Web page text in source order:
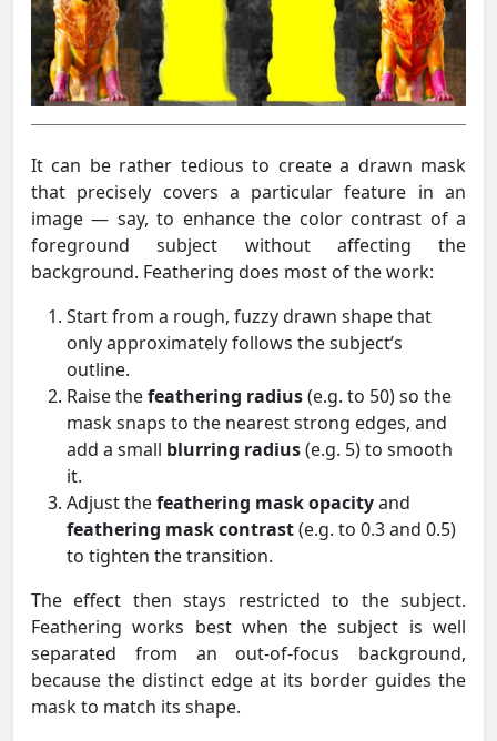
It can be rather tedious to create a drawn mask
that precisely covers a particular feature in an
image — say, to enhance the color contrast of a
foreground subject without affecting the
background. Feathering does most of the work:
Start from a rough, fuzzy drawn shape that
only approximately follows the subject’s
outline.
Raise thefeathering radius(e.g. to 50) so the
mask snaps to the nearest strong edges, and
add a small blurring radius(e.g. 5) to smooth
it.
Adjust thefeathering mask opacityand
feathering mask contrast(e.g. to 0.3 and 0.5)
to tighten the transition.
The effect then stays restricted to the subject.
Feathering works best when the subject is well
separated from an out-of-focus background,
because the distinct edge at its border guides the
mask to match its shape.